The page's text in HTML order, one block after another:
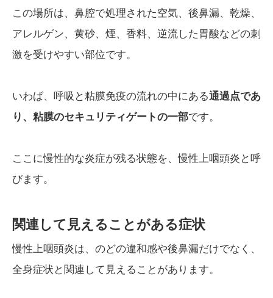
この場所は、鼻腔で処理された空気、後鼻漏、乾燥、
アレルゲン、黄砂、煙、香料、逆流した胃酸などの刺
激を受けやすい部位です。
いわば、呼吸と粘膜免疫の流れの中にある通過点であ
り、粘膜のセキュリティゲートの一部です。
ここに慢性的な炎症が残る状態を、慢性上咽頭炎と呼
びます。
関連して見えることがある症状
慢性上咽頭炎は、のどの違和感や後鼻漏だけでなく、
全身症状と関連して見えることがあります。